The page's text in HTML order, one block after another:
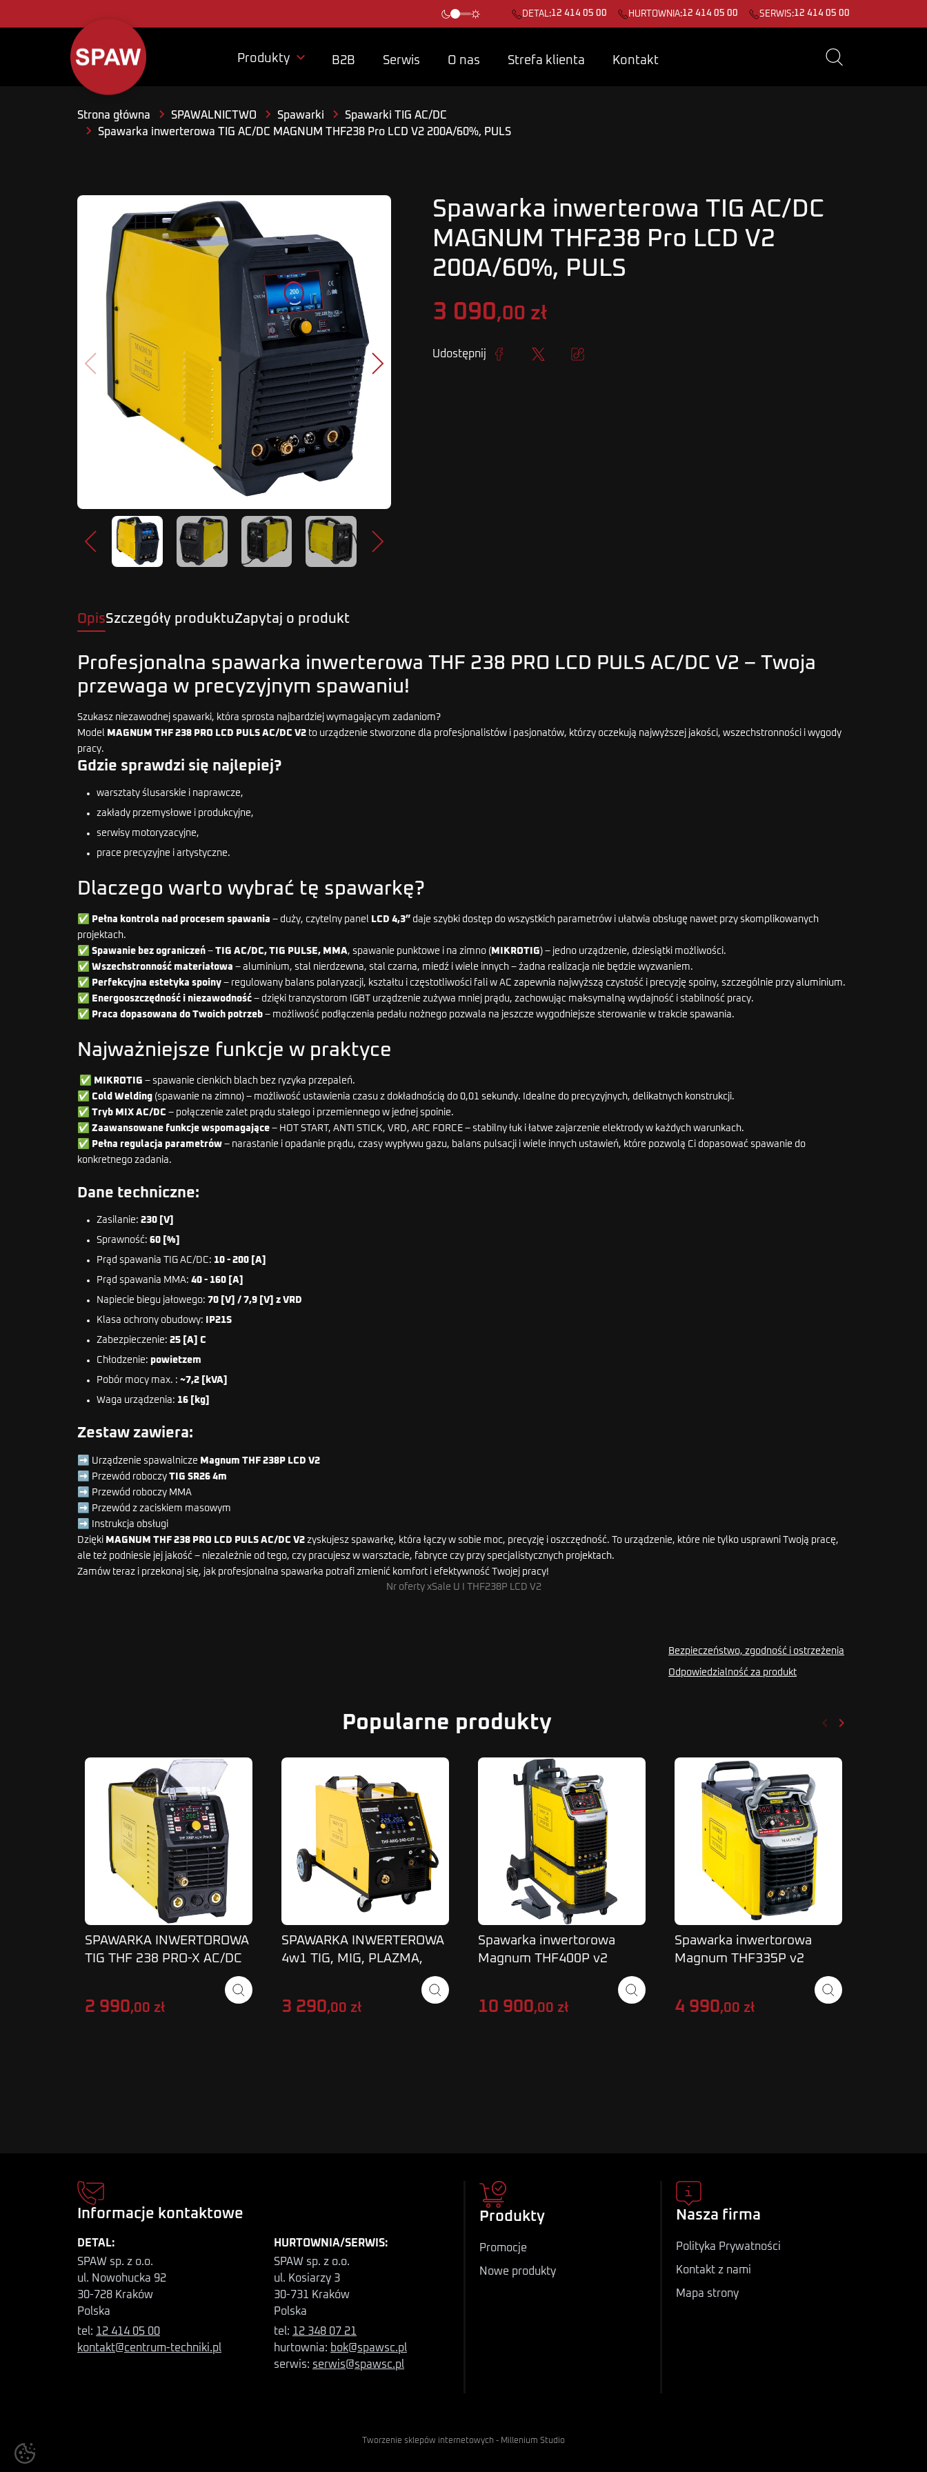
DETAL:12 414 05 00 HURTOWNIA:12 414 05 00 SERWIS:12 414 05 00
Produkty  B2B Serwis O nas Strefa klienta Kontakt
Strona główna SPAWALNICTWO Spawarki
Spawarki TIG AC/DC
Spawarka inwerterowa TIG AC/DC MAGNUM THF238 Pro LCD V2 200A/60%, PULS
Poprzedni Następny
Poprzedni Następny
Spawarka inwerterowa TIG AC/DC
MAGNUM THF238 Pro LCD V2
200A/60%, PULS
3 090,00 zł
Udostępnij
OpisSzczegóły produktuZapytaj o produkt
Profesjonalna spawarka inwerterowa THF 238 PRO LCD PULS AC/DC V2 – Twoja
przewaga w precyzyjnym spawaniu!
Szukasz niezawodnej spawarki, która sprosta najbardziej wymagającym zadaniom?
Model MAGNUM THF 238 PRO LCD PULS AC/DC V2 to urządzenie stworzone dla profesjonalistów i pasjonatów, którzy oczekują najwyższej jakości, wszechstronności i wygody
pracy.
Gdzie sprawdzi się najlepiej?
warsztaty ślusarskie i naprawcze,
zakłady przemysłowe i produkcyjne,
serwisy motoryzacyjne,
prace precyzyjne i artystyczne.
Dlaczego warto wybrać tę spawarkę?
✅ Pełna kontrola nad procesem spawania – duży, czytelny panel LCD 4,3” daje szybki dostęp do wszystkich parametrów i ułatwia obsługę nawet przy skomplikowanych
projektach.
✅ Spawanie bez ograniczeń – TIG AC/DC, TIG PULSE, MMA, spawanie punktowe i na zimno ( MIKROTIG) – jedno urządzenie, dziesiątki możliwości.
✅ Wszechstronność materiałowa – aluminium, stal nierdzewna, stal czarna, miedź i wiele innych – żadna realizacja nie będzie wyzwaniem.
✅
Perfekcyjna estetyka spoiny – regulowany balans polaryzacji, kształtu i częstotliwości fali w AC zapewnia najwyższą czystość i precyzję spoiny, szczególnie przy aluminium.
✅
Energooszczędność i niezawodność – dzięki tranzystorom IGBT urządzenie zużywa mniej prądu, zachowując maksymalną wydajność i stabilność pracy.
✅
Praca dopasowana do Twoich potrzeb – możliwość podłączenia pedału nożnego pozwala na jeszcze wygodniejsze sterowanie w trakcie spawania.
Najważniejsze funkcje w praktyce
✅ MIKROTIG – spawanie cienkich blach bez ryzyka przepaleń.
✅ Cold Welding (spawanie na zimno) – możliwość ustawienia czasu z dokładnością do 0,01 sekundy. Idealne do precyzyjnych, delikatnych konstrukcji.
✅ Tryb MIX AC/DC – połączenie zalet prądu stałego i przemiennego w jednej spoinie.
✅ Zaawansowane funkcje wspomagające – HOT START, ANTI STICK, VRD, ARC FORCE – stabilny łuk i łatwe zajarzenie elektrody w każdych warunkach.
✅
Pełna regulacja parametrów – narastanie i opadanie prądu, czasy wypływu gazu, balans pulsacji i wiele innych ustawień, które pozwolą Ci dopasować spawanie do
konkretnego zadania.
Dane techniczne:
Zasilanie: 230 [V]
Sprawność: 60 [%]
Prąd spawania TIG AC/DC: 10 - 200 [A]
Prąd spawania MMA: 40 - 160 [A]
Napiecie biegu jałowego: 70 [V] / 7,9 [V] z VRD
Klasa ochrony obudowy: IP21S
Zabezpieczenie: 25 [A] C
Chłodzenie: powietzem
Pobór mocy max. : ~7,2 [kVA]
Waga urządzenia: 16 [kg]
Zestaw zawiera:
➡️ Urządzenie spawalnicze Magnum THF 238P LCD V2
➡️ Przewód roboczy TIG SR26 4m
➡️ Przewód roboczy MMA
➡️ Przewód z zaciskiem masowym
➡️ Instrukcja obsługi
Dzięki MAGNUM THF 238 PRO LCD PULS AC/DC V2 zyskujesz spawarkę, która łączy w sobie moc, precyzję i oszczędność. To urządzenie, które nie tylko usprawni Twoją pracę,
ale też podniesie jej jakość – niezależnie od tego, czy pracujesz w warsztacie, fabryce czy przy specjalistycznych projektach.
Zamów teraz i przekonaj się, jak profesjonalna spawarka potrafi zmienić komfort i efektywność Twojej pracy!
Nr oferty xSale U I THF238P LCD V2
Bezpieczeństwo, zgodność i ostrzeżenia
Odpowiedzialność za produkt
Popularne produkty Poprzedni
keyboard_arrow_left Następny
keyboard_arrow_right
SPAWARKA INWERTOROWA
TIG THF 238 PRO-X AC/DC
2 990,00 zł
SPAWARKA INWERTEROWA
4w1 TIG, MIG, PLAZMA,
MMA MAGNUM THF-MIG-
3 290,00 zł
Spawarka inwertorowa
Magnum THF400P v2
10 900,00 zł
Spawarka inwertorowa
Magnum THF335P v2
AC/DC 300A wersja sucha
bez wbudowanej chłodnicy
4 990,00 zł
Informacje kontaktowe
DETAL:
SPAW sp. z o.o.
ul. Nowohucka 92
30-728 Kraków
Polska
tel: 12 414 05 00
kontakt@centrum-techniki.pl
HURTOWNIA/SERWIS:
SPAW sp. z o.o.
ul. Kosiarzy 3
30-731 Kraków
Polska
tel: 12 348 07 21
hurtownia: bok@spawsc.pl
serwis: serwis@spawsc.pl
Produkty
Promocje
Nowe produkty
Nasza firma
Polityka Prywatności
Kontakt z nami
Mapa strony
Tworzenie sklepów internetowych - Millenium Studio